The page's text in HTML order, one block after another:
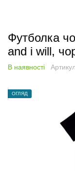
Футболка
and i will,
В наявності
ОГЛЯД